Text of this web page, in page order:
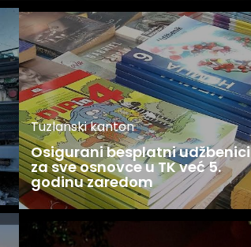
Tuzlanski kanton
Osigurani besplatni udžbenici
za sve osnovce u TK već 5.
godinu zaredom